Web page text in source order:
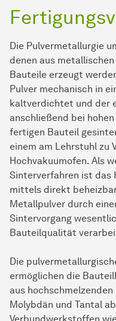
Die Pulvermetallurgie
denen aus
Bauteile erzeugt
Pulver mechanisch in
kaltverdichtet und der
anschließend bei
fertigen Bauteil
einem am Lehrstuhl zu
Hochvakuumofen. Als
Sinterverfahren ist das
mittels direkt
Metallpulver durch
Sintervorgang
Bauteilqualität
Die
ermöglichen die
aus
Molybdän und Tantal